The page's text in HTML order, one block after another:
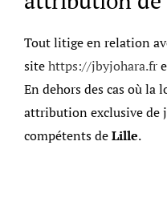
Tout litige en relation
sitehttps://jbyjohara.fr
En dehors des cas où la
attribution exclusive
compétents deLille.